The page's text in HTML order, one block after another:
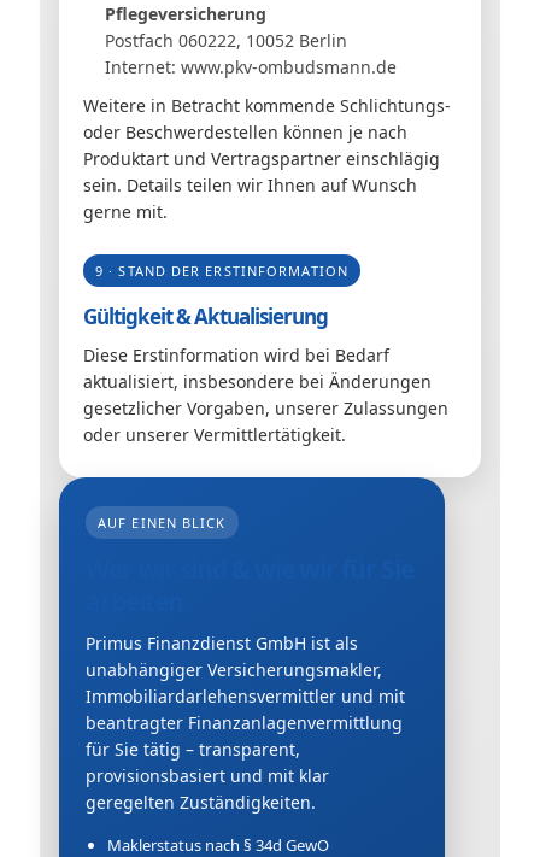
Pflegeversicherung
Postfach 060222, 10052 Berlin
Internet: www.pkv-ombudsmann.de
Weitere in Betracht kommende Schlichtungs-
oder Beschwerdestellen können je nach
Produktart und Vertragspartner einschlägig
sein. Details teilen wir Ihnen auf Wunsch
gerne mit.
9 · STAND DER ERSTINFORMATION
Gültigkeit & Aktualisierung
Diese Erstinformation wird bei Bedarf
aktualisiert, insbesondere bei Änderungen
gesetzlicher Vorgaben, unserer Zulassungen
oder unserer Vermittlertätigkeit.
AUF EINEN BLICK
Primus Finanzdienst GmbH ist als
unabhängiger Versicherungsmakler,
Immobiliardarlehensvermittler und mit
beantragter Finanzanlagenvermittlung
für Sie tätig – transparent,
provisionsbasiert und mit klar
geregelten Zuständigkeiten.
Maklerstatus nach § 34d GewO